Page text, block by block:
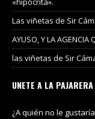
Las viñetas de Sir
AYUSO, Y LA AGENCIA
las viñetas de Sir
UNETE A LA PAJARERA
¿A quién no le